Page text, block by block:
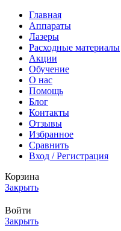
Главная
Аппараты
Лазеры
Расходные материалы
Акции
Обучение
О нас
Помощь
Блог
Контакты
Отзывы
Избранное
Сравнить
Вход / Регистрация
Корзина
Закрыть
Войти
Закрыть